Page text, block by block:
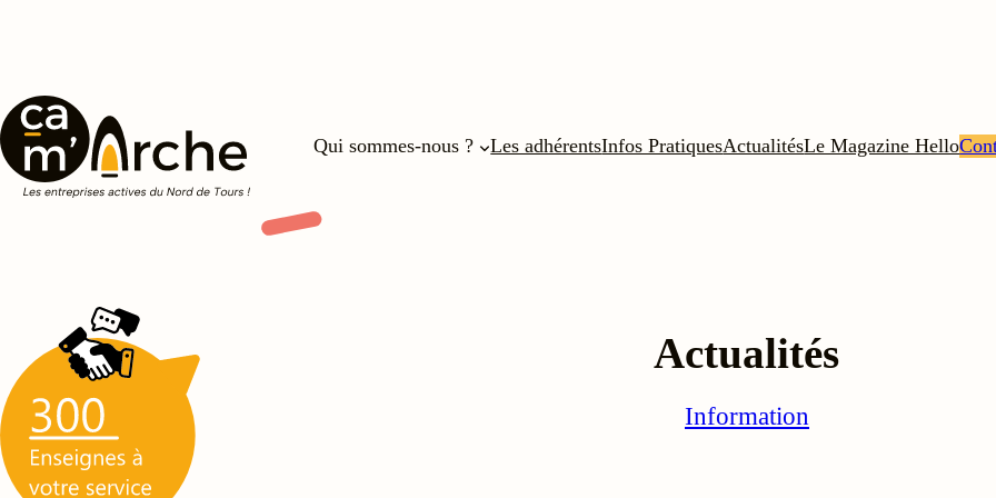
Qui sommes-nous ? Les adhérentsInfos PratiquesActualitésLe Magazine Hello
Actualités
Information